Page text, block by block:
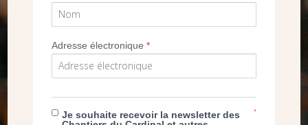
SEUL VOTRE DON
NOUS PERMET D’AGIR
Adresse électronique*
Je souhaite recevoir la newsletter des
*